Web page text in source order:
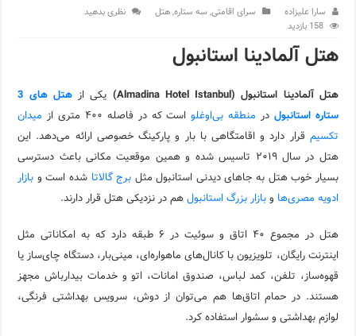
مرکز خرید پولات استانبول | تجربه‌ای متفاوت از خرید و سبک
12 اشتباه رایج در دریافت شهروندی ترکیه از طریق خرید ملک
ویژگی‌های رفتاری و اجتماعی در زبان ترکی استانبولی
ویژگی‌های منفی شخصیت در زبان ترکی استانبولی
ویژگی‌های مثبت شخصیت در زبان ترکی استانبولی
موزه افسانه‌های کارتال استانبول؛ سفری به دنیای قصه‌ها در
سارا علیزاده سرای اقامتی, سه ستاره,هتل
نظری بدهید
158 بازدید
هتل آلمادینا استانبول
هتل آلمادینا استانبول (Almadina Hotel Istanbul) یکی از
هتل های 3
ستاره استانبول در منطقه بی‌اوغلواست که در فاصله ۴۰۰ متری از
میدان
تکسیم قرار دارد و اقامتگاهی با بار و پارکینگ خصوصی ارائه می‌دهد. این
هتل در سال ۲۰۱۹ تاسیس شده و همین موقعیت مکانی باعث دسترسی
بسیار خوب هتل به جاهای دیدنی استانبول مثل برج گالاتا شده است و بازار
ادویه مصری‌ها وبازار بزرگ استانبولهم در نزدیکی هتل قرار دارند.
هتل در مجموع ۴۰ اتاق و سوئیت در ۶ طبقه دارد که به امکاناتی مثل
اینترنت رایگان، تلویزیون با کانال‌های ماهواره‌ای، مینی‌بار، دستگاه چای‌ساز یا
قهوه‌ساز، تلفن، کمد لباس، صندوق امانات، اتو و خدمات بیدارباش مجهز
هستند. در حمام اتاق‌ها هم می‌توان از دوش، سرویس بهداشتی فرنگی،
لوازم بهداشتی و سشوار استفاده کرد.